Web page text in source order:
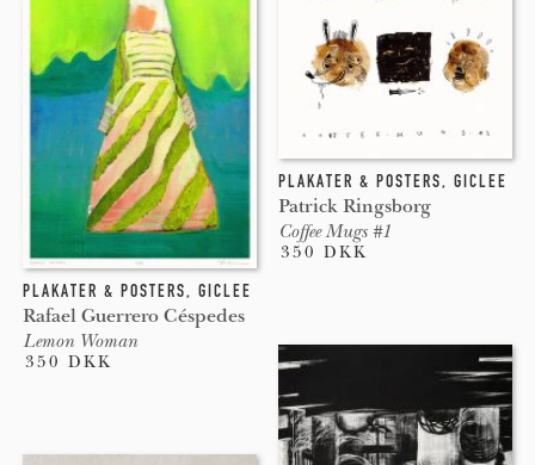
PLAKATER & POSTERS, GICLEE
Rafael Guerrero Céspedes
Lemon Woman
350 DKK
PLAKATER & POSTERS, GICLEE
Patrick Ringsborg
Coffee Mugs #1
350 DKK